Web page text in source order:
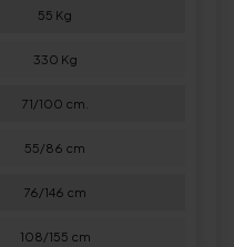
55 Kg
330 Kg
71/100 cm.
55/86 cm
76/146 cm
108/155 cm